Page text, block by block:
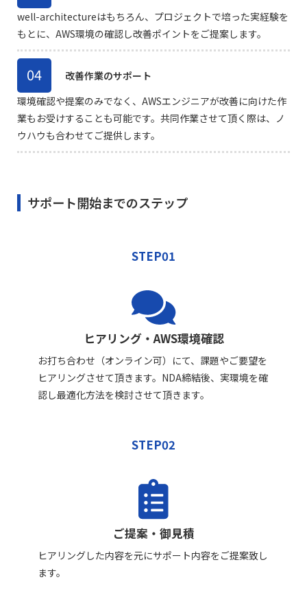
well-architectureはもちろん、プロジェクトで培った実経験を
もとに、AWS環境の確認し改善ポイントをご提案します。
04
改善作業のサポート
環境確認や提案のみでなく、AWSエンジニアが改善に向けた作
業もお受けすることも可能です。共同作業させて頂く際は、ノ
ウハウも合わせてご提供します。
サポート開始までのステップ
STEP01
ヒアリング・AWS環境確認
お打ち合わせ（オンライン可）にて、課題やご要望を
ヒアリングさせて頂きます。NDA締結後、実環境を確
認し最適化方法を検討させて頂きます。
STEP02
ご提案・御見積
ヒアリングした内容を元にサポート内容をご提案致し
ます。